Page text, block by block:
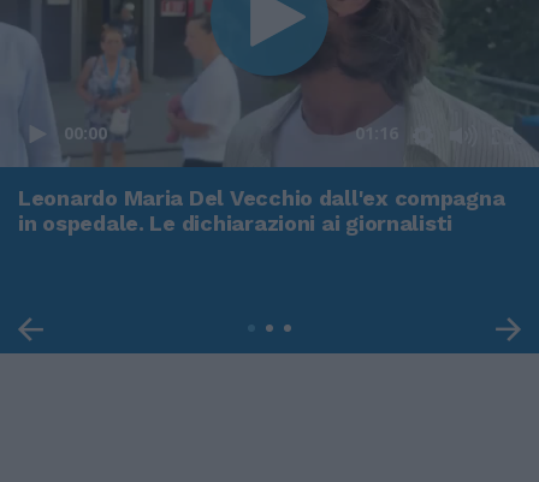
00:00 01:16
Leonardo Maria Del Vecchio dall'ex compagna
in ospedale. Le dichiarazioni ai giornalisti